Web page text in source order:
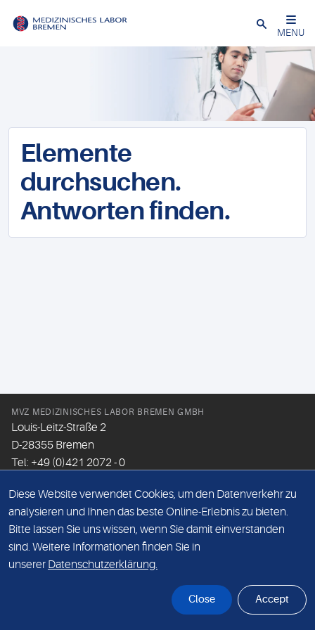
Schließen
MENU
Elemente
durchsuchen.
Antworten finden.
MVZ MEDIZINISCHES LABOR BREMEN GMBH
Louis-Leitz-Straße 2
D-28355 Bremen
Tel: +49 (0)421 2072 - 0
Email:info@mlhb.de
DATENSCHUTZ
IMPRESSUM
Diese Website verwendet Cookies, um den Datenverkehr zu
analysieren und Ihnen das beste Online-Erlebnis zu bieten.
Bitte lassen Sie uns wissen, wenn Sie damit einverstanden
sind. Weitere Informationen finden Sie in
unserer Datenschutzerklärung.
Close Accept